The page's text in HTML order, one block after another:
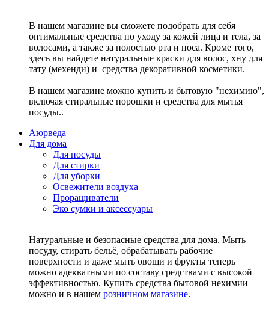
В нашем магазине вы сможете подобрать для себя
оптимальные средства по уходу за кожей лица и тела, за
волосами, а также за полостью рта и носа. Кроме того,
здесь вы найдете натуральные краски для волос, хну для
тату (мехенди) и средства декоративной косметики.
В нашем магазине можно купить и бытовую "нехимию",
включая стиральные порошки и средства для мытья
посуды..
Аюрведа
Для дома
Для посуды
Для стирки
Для уборки
Освежители воздуха
Проращиватели
Эко сумки и аксессуары
Натуральные и безопасные средства для дома. Мыть
посуду, стирать бельё, обрабатывать рабочие
поверхности и даже мыть овощи и фрукты теперь
можно адекватными по составу средствами с высокой
эффективностью. Купить средства бытовой нехимии
можно и в нашем розничном магазине.